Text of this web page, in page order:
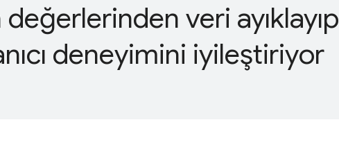
veri ayıklayıp
deneyimini iyileştiriyor